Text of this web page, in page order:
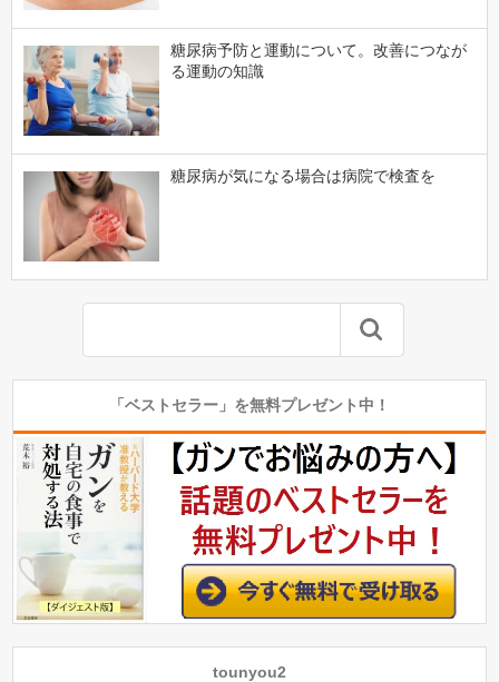
糖尿病予防と運動について。改善につなが
る運動の知識
糖尿病が気になる場合は病院で検査を
「ベストセラー」を無料プレゼント中！
tounyou2